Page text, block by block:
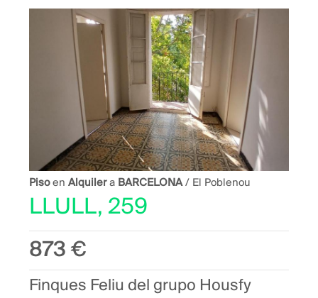
PisoenAlquilera BARCELONA/ El Poblenou
LLULL, 259
873 €
Finques Feliu del grupo Housfy